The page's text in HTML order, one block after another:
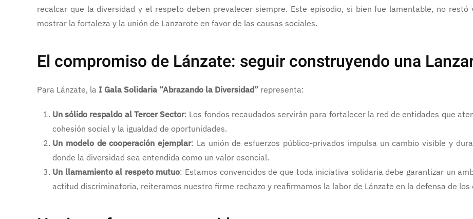
recalcar que la diversidad y el respeto deben prevalecer siempre. Este episodio, si bien fue lamentable, no
mostrar la fortaleza y la unión de Lanzarote en favor de las causas sociales.
El compromiso de Lánzate: seguir construyendo una
Para Lánzate, la I Gala Solidaria “Abrazando la Diversidad” representa:
Un sólido respaldo al Tercer Sector: Los fondos recaudados servirán para fortalecer la red de entidades que
cohesión social y la igualdad de oportunidades.
Un modelo de cooperación ejemplar: La unión de esfuerzos público-privados impulsa un cambio visible y
donde la diversidad sea entendida como un valor esencial.
Un llamamiento al respeto mutuo: Estamos convencidos de que toda iniciativa solidaria debe garantizar un
actitud discriminatoria, reiteramos nuestro firme rechazo y reafirmamos la labor de Lánzate en la defensa de los